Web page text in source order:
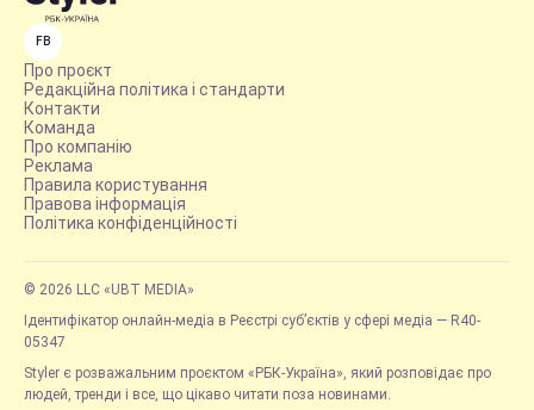
FB
Про проєкт
Редакційна політика і стандарти
Контакти
Команда
Про компанію
Реклама
Правила користування
Правова інформація
Політика конфіденційності
© 2026 LLC «UBT MEDIA»
Ідентифікатор онлайн-медіа в Реєстрі суб’єктів у сфері медіа — R40-
05347
Styler є розважальним проєктом «РБК-Україна», який розповідає про
людей, тренди і все, що цікаво читати поза новинами.